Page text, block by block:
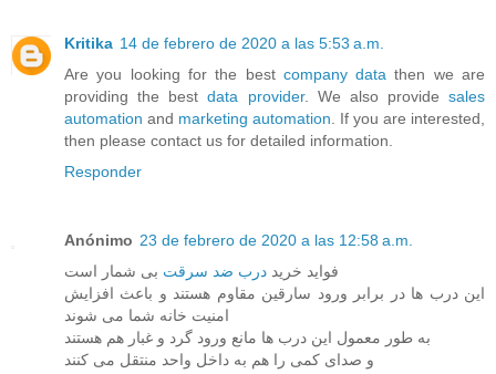
Kritika 14 de febrero de 2020 a las 5:53 a.m.
Are you looking for the best company data then we are
providing the bestdata provider. We also provide sales
automation and marketing automation. If you are interested,
then please contact us for detailed information.
Responder
Anónimo 23 de febrero de 2020 a las 12:58 a.m.
فواید خرید درب ضد سرقت بی شمار است
این درب ها در برابر ورود سارقین مقاوم هستند و باعث افزایش
امنیت خانه شما می شوند
به طور معمول این درب ها مانع ورود گرد و غبار هم هستند
و صدای کمی را هم به داخل واحد منتقل می کنند